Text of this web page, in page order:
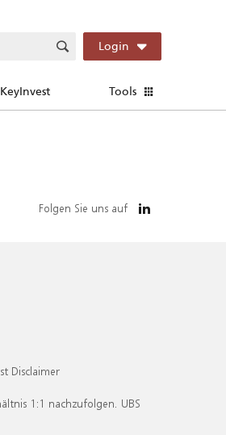
Login
Tools
Folgen Sie uns auf
Disclaimer
1:1 nachzufolgen. UBS